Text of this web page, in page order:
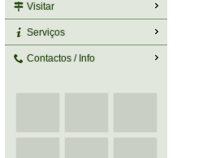
Visitar
Serviços
Contactos / Info